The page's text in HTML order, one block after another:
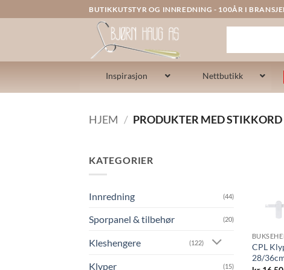
to
BUTIKKUTSTYR OG INNREDNING - 100ÅR I
Inspirasjon Nettbutikk
HJEM / PRODUKTER MED STIKKORD
KATEGORIER
Innredning (44)
Sporpanel & tilbehør (20)
Kleshengere (122)
Klyper (15)
CPL
28/